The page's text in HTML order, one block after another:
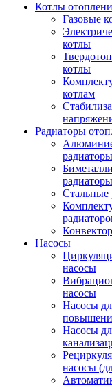
Котлы
Газовые
котлы
котлы
котлам
Радиаторы
радиаторы
радиаторы
Стальные
Насосы
насосы
насосы
Насосы
Насосы
насосы